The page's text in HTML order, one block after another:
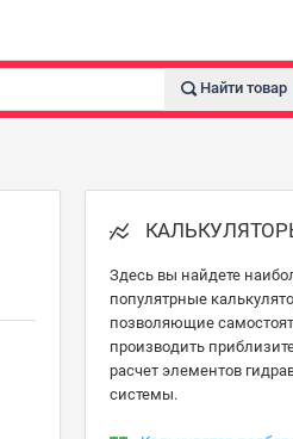
Найти товар
Здесь вы найдете
популятрные
позволяющие
производить
расчет элементов
системы.